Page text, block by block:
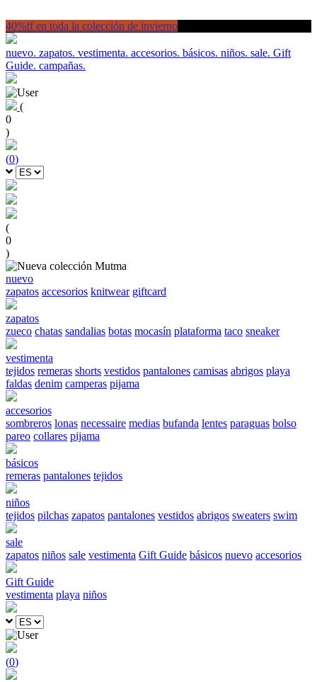
40%ff en toda la colección de invierno
nuevo. zapatos. vestimenta. accesorios. básicos. niños. sale. Gift
Guide. campañas.
(
0
)
(0)
(
0
)
nuevo
zapatos accesorios knitwear giftcard
zapatos
zueco chatas sandalias botas mocasín plataforma taco sneaker
vestimenta
tejidos remeras shorts vestidos pantalones camisas abrigos playa
faldas denim camperas pijama
accesorios
sombreros lonas necessaire medias bufanda lentes paraguas bolso
pareo collares pijama
básicos
remeras pantalones tejidos
niños
tejidos pilchas zapatos pantalones vestidos abrigos sweaters swim
sale
zapatos niños sale vestimenta Gift Guide básicos nuevo accesorios
Gift Guide
vestimenta playa niños
(0)